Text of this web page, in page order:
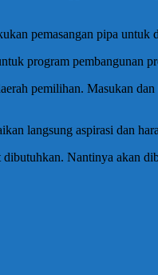
pemasangan pipa
program pembangunan
pemilihan. Masukan
langsung aspirasi dan
Nantinya akan